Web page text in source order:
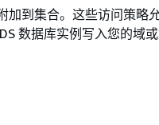
加到集合。这些访问策略
数据库实例写入您的域或